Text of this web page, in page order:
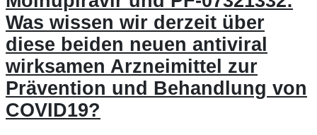
Was wissen wir derzeit über
diese beiden neuen antiviral
wirksamen Arzneimittel zur
Prävention und Behandlung von
COVID19?